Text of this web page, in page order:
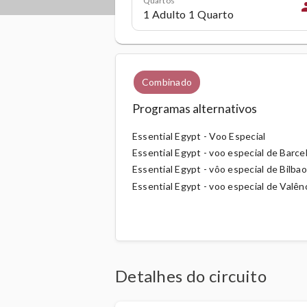
Combinado
Programas alternativos
Essential Egypt - Voo Especial
Essential Egypt - voo especial de
Essential Egypt - vôo especial de Bilbao
Essential Egypt - voo especial de
Detalhes do circuito